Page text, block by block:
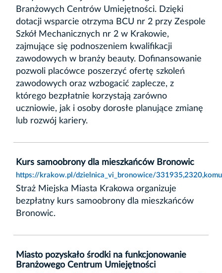
Branżowych Centrów Umiejętności. Dzięki
dotacji wsparcie otrzyma BCU nr 2 przy Zespole
Szkół Mechanicznych nr 2 w Krakowie,
zajmujące się podnoszeniem kwalifikacji
zawodowych w branży beauty. Dofinansowanie
pozwoli placówce poszerzyć ofertę szkoleń
zawodowych oraz wzbogacić zaplecze, z
którego bezpłatnie korzystają zarówno
uczniowie, jak i osoby dorosłe planujące zmianę
lub rozwój kariery.
Kurs samoobrony dla mieszkańców Bronowic
https://krakow.pl/dzielnica_vi_bronowice/
Straż Miejska Miasta Krakowa organizuje
bezpłatny kurs samoobrony dla mieszkańców
Bronowic.
Miasto pozyskało środki na funkcjonowanie
Branżowego Centrum Umiejętności